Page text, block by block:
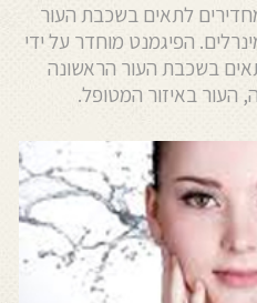
לתאים בשכבת העור
הפיגמנט מוחדר על ידי
בשכבת העור הראשונה
העור באיזור המטופל.